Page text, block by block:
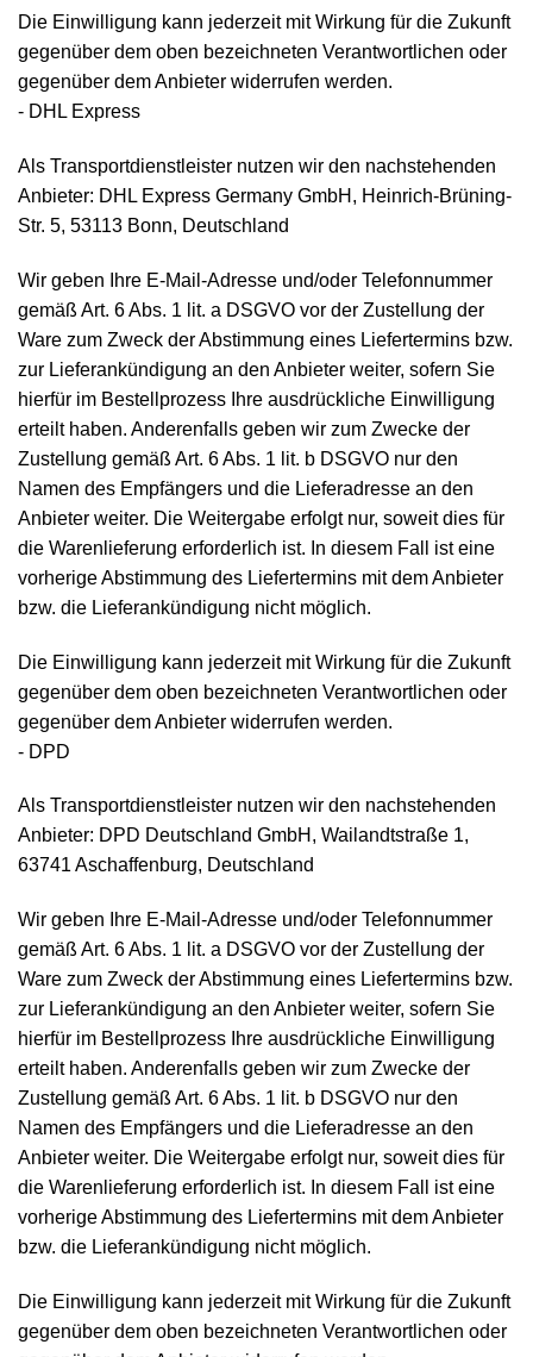
Die Einwilligung kann jederzeit mit Wirkung für die Zukunft
gegenüber dem oben bezeichneten Verantwortlichen oder
gegenüber dem Anbieter widerrufen werden.
- DHL Express
Als Transportdienstleister nutzen wir den nachstehenden
Anbieter: DHL Express Germany GmbH, Heinrich-Brüning-
Str. 5, 53113 Bonn, Deutschland
Wir geben Ihre E-Mail-Adresse und/oder Telefonnummer
gemäß Art. 6 Abs. 1 lit. a DSGVO vor der Zustellung der
Ware zum Zweck der Abstimmung eines Liefertermins bzw.
zur Lieferankündigung an den Anbieter weiter, sofern Sie
hierfür im Bestellprozess Ihre ausdrückliche Einwilligung
erteilt haben. Anderenfalls geben wir zum Zwecke der
Zustellung gemäß Art. 6 Abs. 1 lit. b DSGVO nur den
Namen des Empfängers und die Lieferadresse an den
Anbieter weiter. Die Weitergabe erfolgt nur, soweit dies für
die Warenlieferung erforderlich ist. In diesem Fall ist eine
vorherige Abstimmung des Liefertermins mit dem Anbieter
bzw. die Lieferankündigung nicht möglich.
Die Einwilligung kann jederzeit mit Wirkung für die Zukunft
gegenüber dem oben bezeichneten Verantwortlichen oder
gegenüber dem Anbieter widerrufen werden.
- DPD
Als Transportdienstleister nutzen wir den nachstehenden
Anbieter: DPD Deutschland GmbH, Wailandtstraße 1,
63741 Aschaffenburg, Deutschland
Wir geben Ihre E-Mail-Adresse und/oder Telefonnummer
gemäß Art. 6 Abs. 1 lit. a DSGVO vor der Zustellung der
Ware zum Zweck der Abstimmung eines Liefertermins bzw.
zur Lieferankündigung an den Anbieter weiter, sofern Sie
hierfür im Bestellprozess Ihre ausdrückliche Einwilligung
erteilt haben. Anderenfalls geben wir zum Zwecke der
Zustellung gemäß Art. 6 Abs. 1 lit. b DSGVO nur den
Namen des Empfängers und die Lieferadresse an den
Anbieter weiter. Die Weitergabe erfolgt nur, soweit dies für
die Warenlieferung erforderlich ist. In diesem Fall ist eine
vorherige Abstimmung des Liefertermins mit dem Anbieter
bzw. die Lieferankündigung nicht möglich.
Die Einwilligung kann jederzeit mit Wirkung für die Zukunft
gegenüber dem oben bezeichneten Verantwortlichen oder